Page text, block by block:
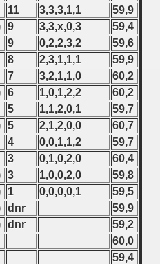
11 3,3,3,1,1
59,9
9 3,3,x,0,3
59,4
9 0,2,2,3,2
59,6
8 2,3,1,1,1
59,9
7 3,2,1,1,0
60,2
6 1,0,1,2,2
60,2
5 1,1,2,0,1
59,7
5 2,1,2,0,0
60,7
4 0,0,1,1,2
59,7
3 0,1,0,2,0
60,4
3 1,0,0,2,0
59,8
1 0,0,0,0,1
59,5
dnr
59,9
dnr
59,2
60,0
59,4
- 1991